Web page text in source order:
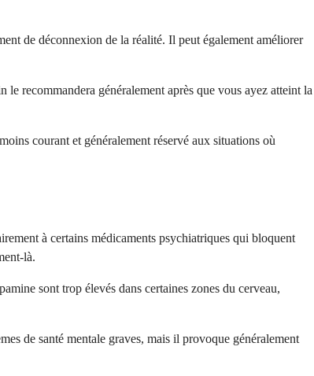
de déconnexion de la réalité. Il peut également améliorer
recommandera généralement après que vous ayez atteint la
courant et généralement réservé aux situations où
à certains médicaments psychiatriques qui bloquent
là.
sont trop élevés dans certaines zones du cerveau,
de santé mentale graves, mais il provoque généralement